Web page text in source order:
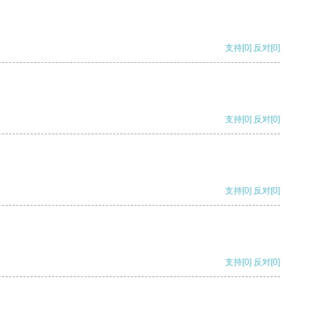
支持[0] 反对[0]
支持[0] 反对[0]
支持[0] 反对[0]
支持[0] 反对[0]